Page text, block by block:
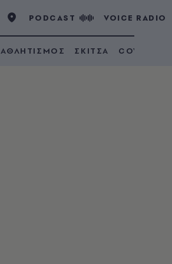
PODCAST VOICE RADIO
ΑΘΛΗΤΙΣΜΟΣ ΣΚΙΤΣΑ COVID 19